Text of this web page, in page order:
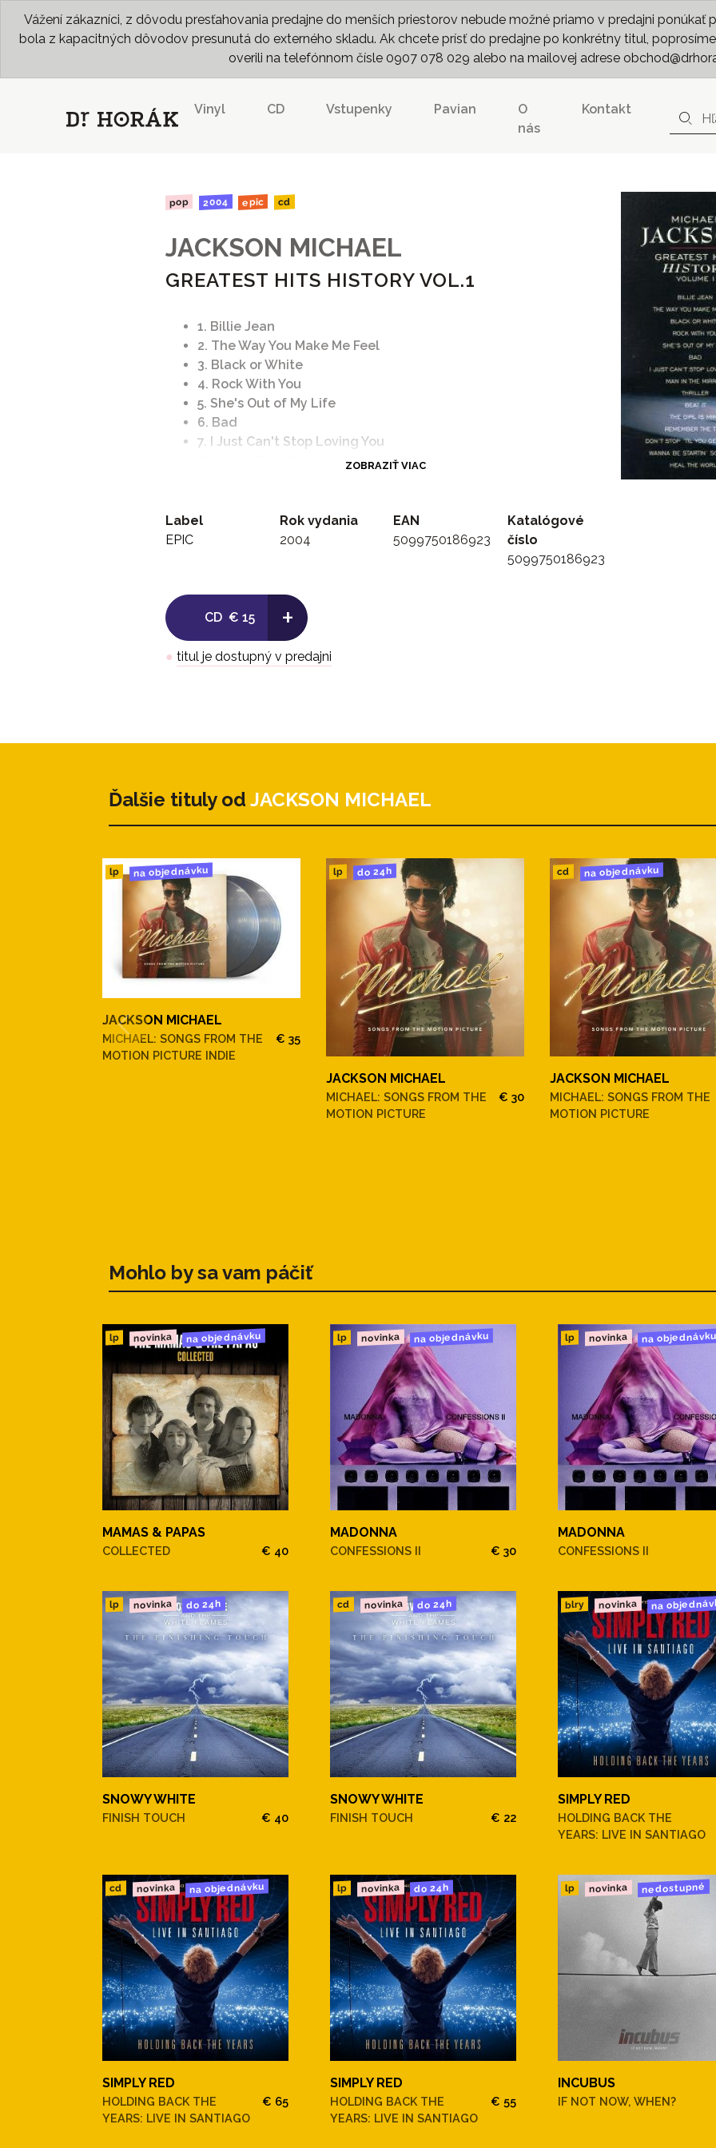
Vážení zákazníci, z dôvodu presťahovania predajne do menších priestorov nebude možné priamo v predajni
bola z kapacitných dôvodov presunutá do externého skladu. Ak chcete prísť do predajne po konkrétny titul,
overili na telefónnom čísle 0907 078 029 alebo na mailovej adrese
Vinyl CD Vstupenky Pavian
O
nás
Kontakt
pop 2004 epic cd
JACKSON MICHAEL
GREATEST HITS HISTORY VOL.1
1. Billie Jean
2. The Way You Make Me Feel
3. Black or White
4. Rock With You
5. She's Out of My Life
6. Bad
7. I Just Can't Stop Loving You
11. The Girl is Mine
12. Remember the Time
15. Heal the World
ZOBRAZIŤ VIAC
Label
EPIC
Rok vydania
2004
EAN
5099750186923
Katalógové
číslo
5099750186923
CD € 15 +
● titul je dostupný v predajni
Ďalšie tituly od JACKSON MICHAEL
lp na objednávku
JACKSON MICHAEL
MICHAEL: SONGS FROM THE
MOTION PICTURE INDIE
€ 35
lp do 24h
JACKSON MICHAEL
MICHAEL: SONGS FROM THE
MOTION PICTURE
€ 30
cd na objednávku
JACKSON MICHAEL
MICHAEL: SONGS FROM THE
MOTION PICTURE
Mohlo by sa vam páčiť
lp novinka na objednávku
MAMAS & PAPAS
COLLECTED € 40
lp novinka na objednávku
MADONNA
CONFESSIONS II € 30
lp novinka na objednávku
MADONNA
CONFESSIONS II
lp novinka do 24h
SNOWY WHITE
FINISH TOUCH € 40
cd novinka do 24h
SNOWY WHITE
FINISH TOUCH € 22
blry novinka na
SIMPLY RED
HOLDING BACK THE
YEARS: LIVE IN SANTIAGO
cd novinka na objednávku
SIMPLY RED
HOLDING BACK THE
YEARS: LIVE IN SANTIAGO
€ 65
lp novinka do 24h
SIMPLY RED
HOLDING BACK THE
YEARS: LIVE IN SANTIAGO
€ 55
lp novinka nedostupné
INCUBUS
IF NOT NOW, WHEN?